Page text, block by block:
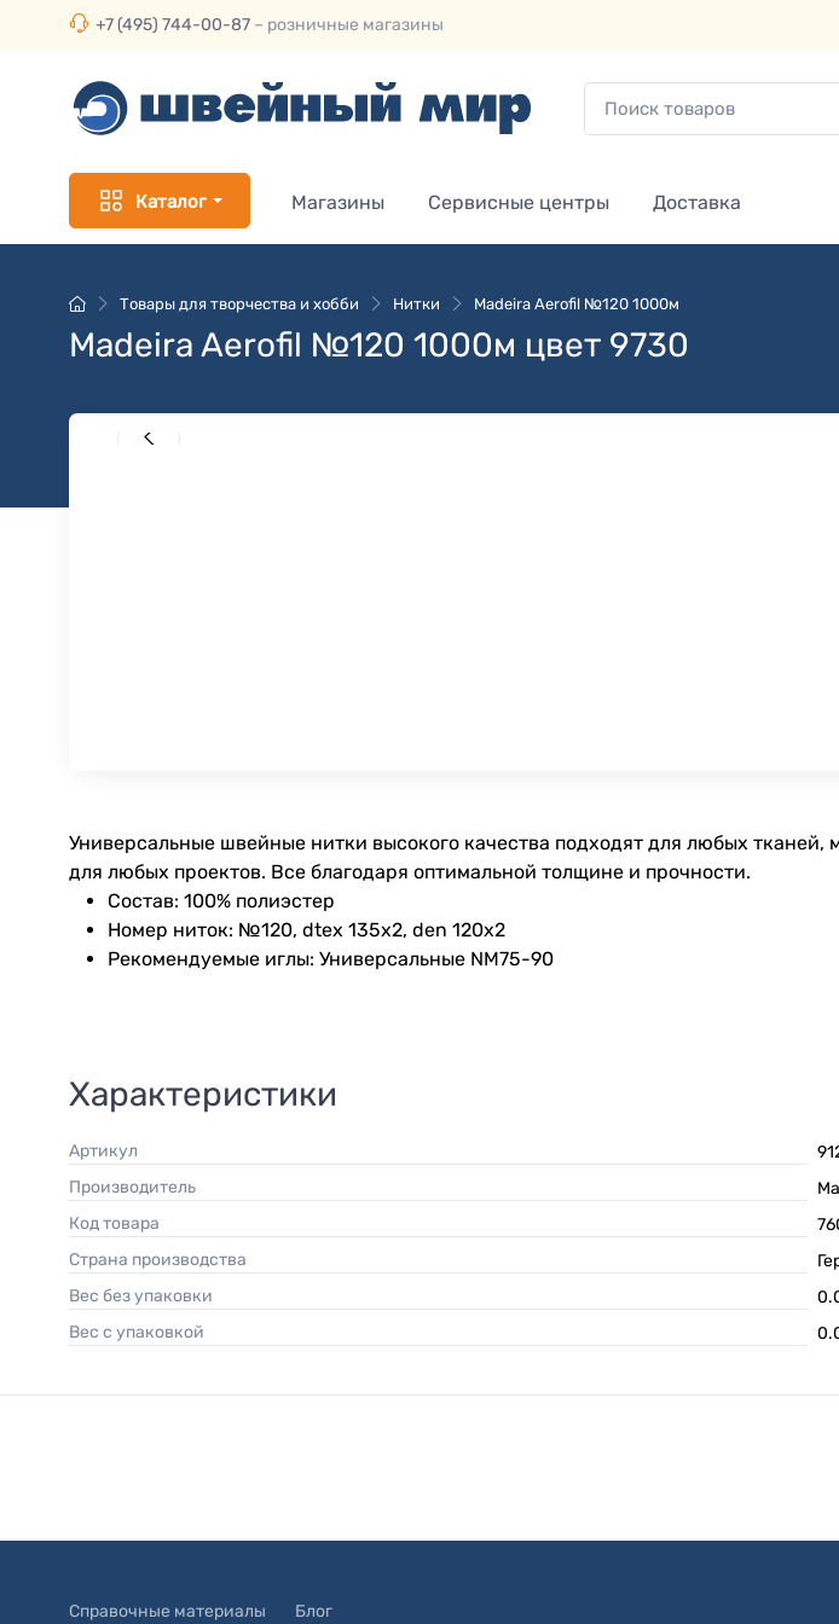
+7 (495) 744-00-87 – розничные магазины
Каталог Магазины Сервисные центры Доставка
Товары для творчества и хобби Нитки Madeira Aerofil №120 1000м
Madeira Aerofil №120 1000м цвет 9730
Универсальные швейные нитки высокого качества подходят для любых
для любых проектов. Все благодаря оптимальной толщине и прочности.
Состав: 100% полиэстер
Номер ниток: №120, dtex 135x2, den 120x2
Рекомендуемые иглы: Универсальные NM75-90
Характеристики
Артикул
Производитель
Код товара
Страна производства
Вес без упаковки
Вес с упаковкой
Справочные материалы Блог